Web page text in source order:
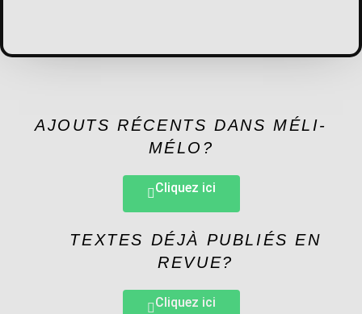
AJOUTS RÉCENTS DANS MÉLI-
MÉLO?
Cliquez ici
TEXTES DÉJÀ PUBLIÉS EN
REVUE?
Cliquez ici